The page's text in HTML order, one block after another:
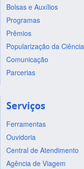
Bolsas e Auxílios
Programas
Prêmios
Popularização da Ciência
Comunicação
Parcerias
Serviços
Ferramentas
Ouvidoria
Central de Atendimento
Agência de Viagem